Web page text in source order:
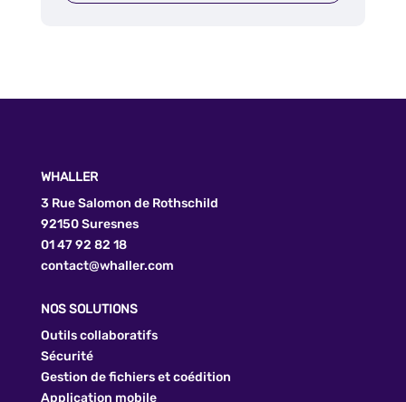
WHALLER
3 Rue Salomon de Rothschild
92150 Suresnes
01 47 92 82 18
contact@whaller.com
NOS SOLUTIONS
Outils collaboratifs
Sécurité
Gestion de fichiers et coédition
Application mobile